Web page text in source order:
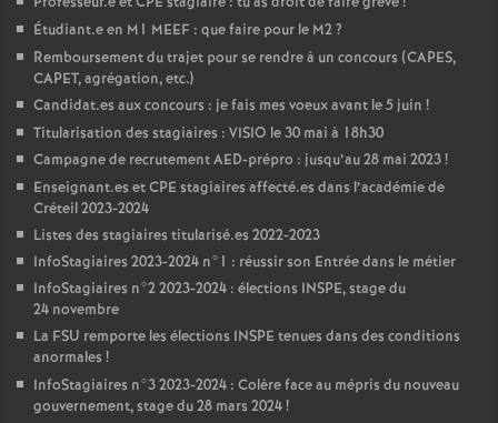
Étudiant.e en M1 MEEF : que faire pour le M2?
Remboursement du trajet pour se rendre à un concours (CAPES,
CAPET, agrégation, etc.)
Candidat.es aux concours : je fais mes voeux avant le 5 juin !
Titularisation des stagiaires : VISIO le 30 mai à 18h30
Campagne de recrutementAED-prépro : jusqu’au 28 mai 2023!
Enseignant.es etCPE stagiaires affecté.es dans l’académie de
Créteil 2023-2024
Listes des stagiaires titularisé.es 2022-2023
InfoStagiaires 2023-2024 n°1 : réussir son Entrée dans le métier
InfoStagiaires n°2 2023-2024 : élections INSPE, stage du
24 novembre
La FSU remporte les élections INSPE tenues dans des conditions
anormales !
InfoStagiaires n°3 2023-2024 : Colère face au mépris du nouveau
gouvernement, stage du 28 mars 2024!